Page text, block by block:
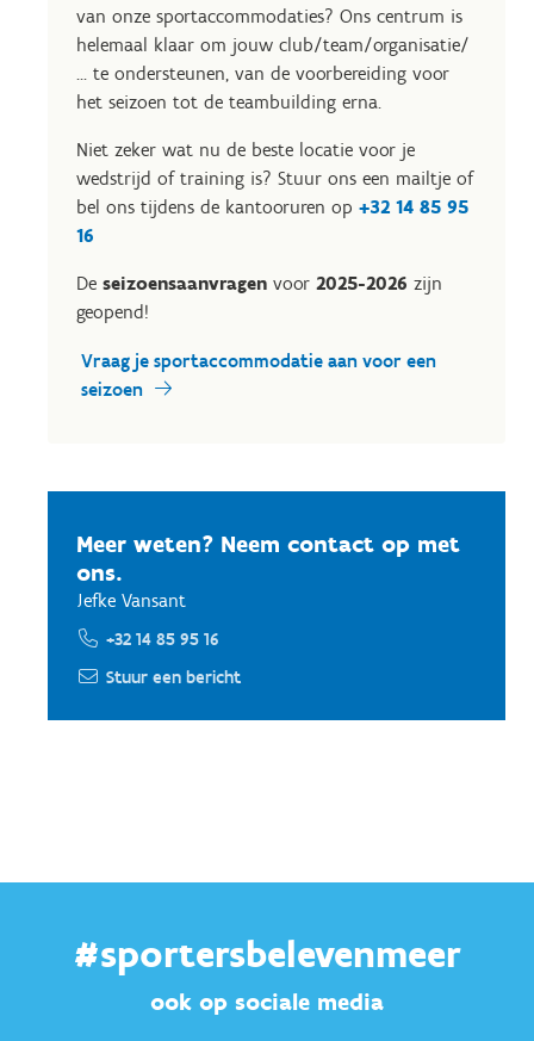
van onze sportaccommodaties? Ons centrum is
helemaal klaar om jouw club/team/organisatie/
... te ondersteunen, van de voorbereiding voor
het seizoen tot de teambuilding erna.
Niet zeker wat nu de beste locatie voor je
wedstrijd of training is? Stuur ons een mailtje of
bel ons tijdens de kantooruren op +32 14 85 95
16
De seizoensaanvragen voor 2025-2026 zijn
geopend!
Vraag je sportaccommodatie aan voor een
seizoen
Meer weten? Neem contact op met
ons.
Jefke Vansant
+32 14 85 95 16
Stuur een bericht
#sportersbelevenmeer
ook op sociale media